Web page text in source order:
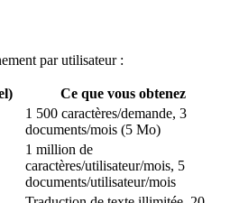
par utilisateur :
Ce que vous obtenez
1 500 caractères/demande, 3
documents/mois (5 Mo)
1 million de
caractères/utilisateur/mois, 5
documents/utilisateur/mois